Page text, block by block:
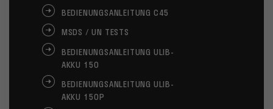
BEDIENUNGSANLEITUNG C45
MSDS / UN TESTS
BEDIENUNGSANLEITUNG ULIB-
AKKU 150
BEDIENUNGSANLEITUNG ULIB-
AKKU 150P